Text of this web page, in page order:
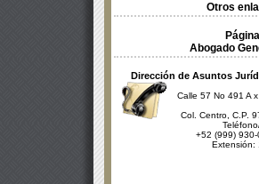
Otros
Abogado
Dirección de Asuntos
Calle 57 No 491 A
Col. Centro, C.P.
+52 (999) 930-
Extensión: